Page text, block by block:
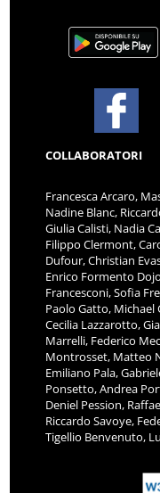
COLLABORATORI
Francesca Arcaro,
Nadine Blanc,
Giulia Calisti, Nadia
Filippo Clermont,
Dufour, Christian
Enrico Formento
Francesconi, Sofia
Paolo Gatto, Michael
Cecilia Lazzarotto,
Marrelli, Federico
Montrosset, Matteo
Emiliano Pala,
Ponsetto, Andrea
Deniel Pession,
Riccardo Savoye,
Tigellio Benvenuto,